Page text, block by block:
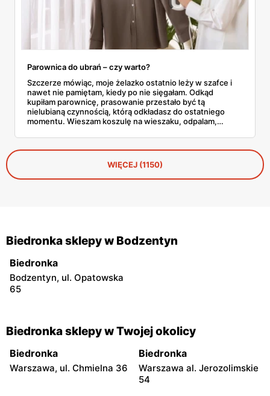
Parownica do ubrań – czy warto?
Szczerze mówiąc, moje żelazko ostatnio leży w szafce i
nawet nie pamiętam, kiedy po nie sięgałam. Odkąd
kupiłam parownicę, prasowanie przestało być tą
nielubianą czynnością, którą odkładasz do ostatniego
momentu. Wieszam koszulę na wieszaku, odpalam,
zaczyna się problem, bo parownic jest na rynku
zatrzęsienie, a nie każda robi to, co obiecuje producent.
WIĘCEJ (1150)
Biedronka sklepy w Bodzentyn
Biedronka
Bodzentyn, ul. Opatowska
65
Biedronka sklepy w Twojej okolicy
Biedronka
Warszawa, ul. Chmielna 36
Biedronka
Warszawa al. Jerozolimskie
54